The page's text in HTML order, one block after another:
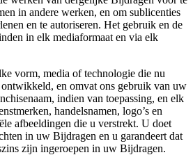
in andere werken, en om sublicenties
en te autoriseren. Het gebruik en de
in elk mediaformaat en via elk
vorm, media of technologie die nu
en omvat ons gebruik van uw
indien van toepassing, en elk
handelsnamen, logo’s en
afbeeldingen die u verstrekt. U doet
in uw Bijdragen en u garandeert dat
zijn ingeroepen in uw Bijdragen.